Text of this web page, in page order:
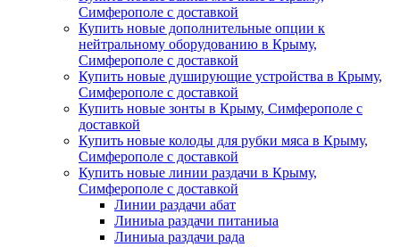
Симферополе с доставкой
Купить новые дополнительные опции к
нейтральному оборудованию в Крыму,
Симферополе с доставкой
Купить новые душирующие устройства в Крыму,
Симферополе с доставкой
Купить новые зонты в Крыму, Симферополе с
доставкой
Купить новые колоды для рубки мяса в Крыму,
Симферополе с доставкой
Купить новые линии раздачи в Крыму,
Симферополе с доставкой
Линии раздачи абат
Линиыа раздачи питаниыа
Линиыа раздачи рада